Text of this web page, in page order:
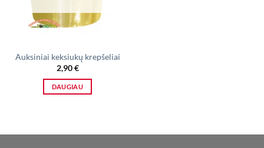
Auksiniai keksiukų krepšeliai
2,90€
DAUGIAU